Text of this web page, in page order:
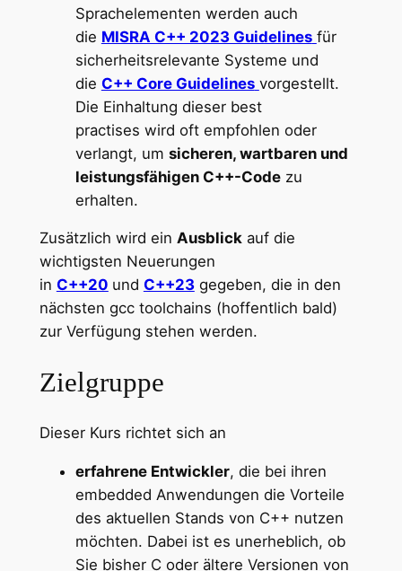
Sprachelementen werden auch
die MISRA C++ 2023 Guidelines für
sicherheitsrelevante Systeme und
die C++ Core Guidelines vorgestellt.
Die Einhaltung dieser best
practises wird oft empfohlen oder
verlangt, um sicheren, wartbaren und
leistungsfähigen C++-Codezu
erhalten.
Zusätzlich wird ein Ausblickauf die
wichtigsten Neuerungen
in C++20 und C++23gegeben, die in den
nächsten gcc toolchains (hoffentlich bald)
zur Verfügung stehen werden.
Zielgruppe
Dieser Kurs richtet sich an
erfahrene Entwickler, die bei ihren
embedded Anwendungen die Vorteile
des aktuellen Stands von C++ nutzen
möchten. Dabei ist es unerheblich, ob
Sie bisher C oder ältere Versionen von